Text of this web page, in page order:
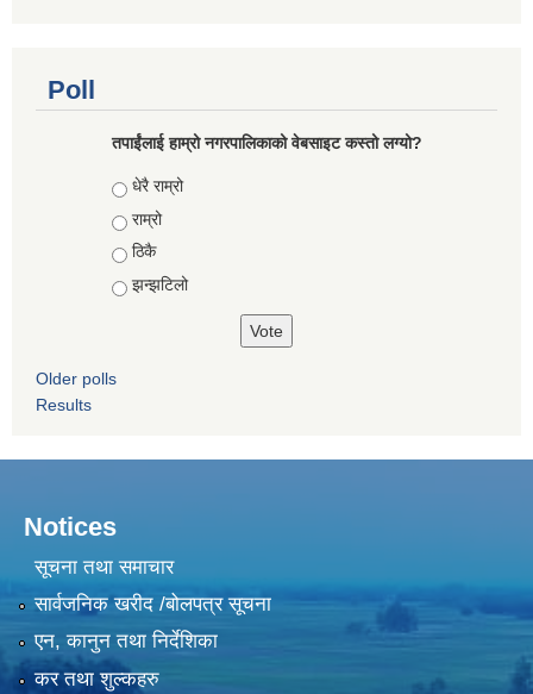
Poll
तपाईंलाई हाम्रो नगरपालिकाको वेबसाइट कस्तो लग्यो?
Choices
धेरै राम्रो
राम्रो
ठिकै
झन्झटिलो
Older polls
Results
Notices
सूचना तथा समाचार
सार्वजनिक खरीद /बोलपत्र सूचना
एन, कानुन तथा निर्देशिका
कर तथा शुल्कहरु